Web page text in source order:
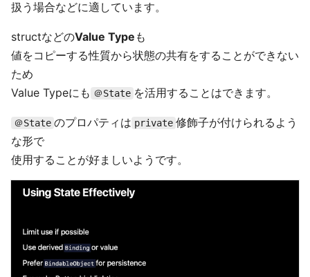
扱う場合などに適しています。
structなどのValue Type も
値をコピーする性質から状態の共有をすることができない
ため
Value Typeにも ＠State を活用することはできます。
＠State のプロパティは private 修飾子が付けられるよう
な形で
使用することが好ましいようです。